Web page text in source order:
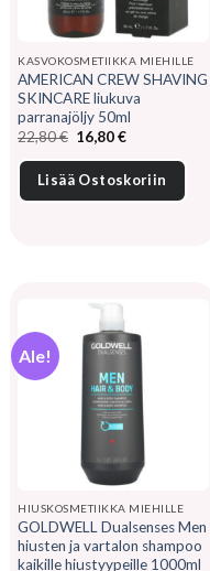
KASVOKOSMETIIKKA MIEHILLE
AMERICAN CREW SHAVING
SKINCARE liukuva
parranajöljy 50ml
22,80€ Alkuperäinen
hinta
oli:
22,80 €.
16,80€Nykyinen
on:
16,80 €.
Lisää Ostoskoriin
Ale!
HIUSKOSMETIIKKA MIEHILLE
GOLDWELL Dualsenses Men
hiusten ja vartalon shampoo
kaikille hiustyypeille 1000ml